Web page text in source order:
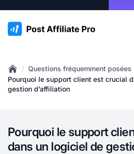
:site.title
Home
/ Questions fréquemment posées
Pourquoi le support client est crucial
gestion d’affiliation
Pourquoi le support
dans un logiciel de